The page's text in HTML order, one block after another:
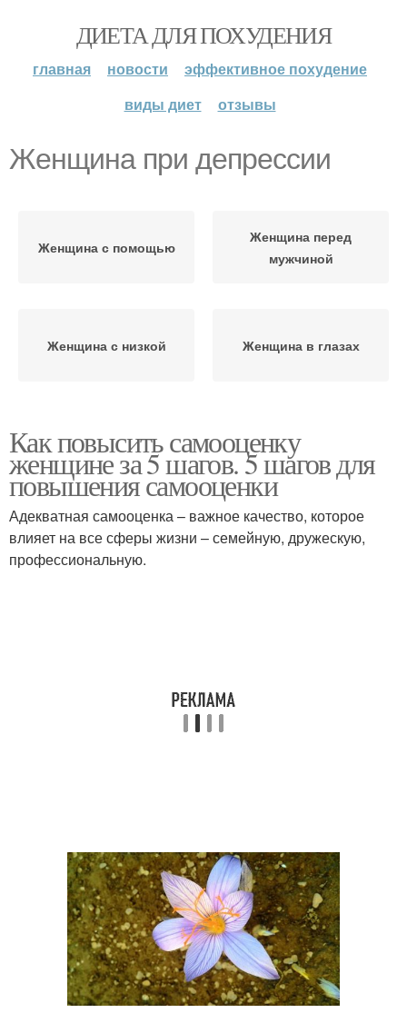
ДИЕТА ДЛЯ ПОХУДЕНИЯ
главная новости
эффективное похудение
виды диет
отзывы
Женщина при депрессии
Женщина с помощью
Женщина перед
мужчиной
Женщина с низкой Женщина в глазах
Как повысить самооценку
женщине за 5 шагов. 5 шагов для
повышения самооценки
Адекватная самооценка – важное качество, которое
влияет на все сферы жизни – семейную, дружескую,
профессиональную.